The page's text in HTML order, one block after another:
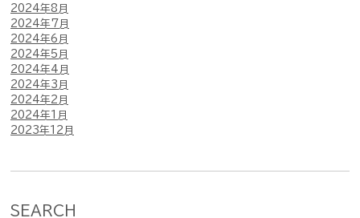
2024年8月
2024年7月
2024年6月
2024年5月
2024年4月
2024年3月
2024年2月
2024年1月
2023年12月
SEARCH